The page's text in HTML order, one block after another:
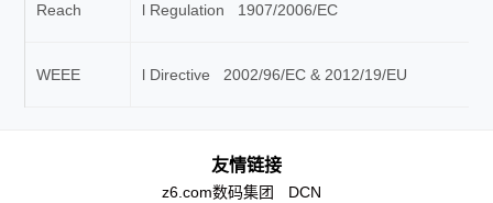
Reach l Regulation 1907/2006/EC
WEEE l Directive 2002/96/EC & 2012/19/EU
友情链接
z6.com数码集团 DCN